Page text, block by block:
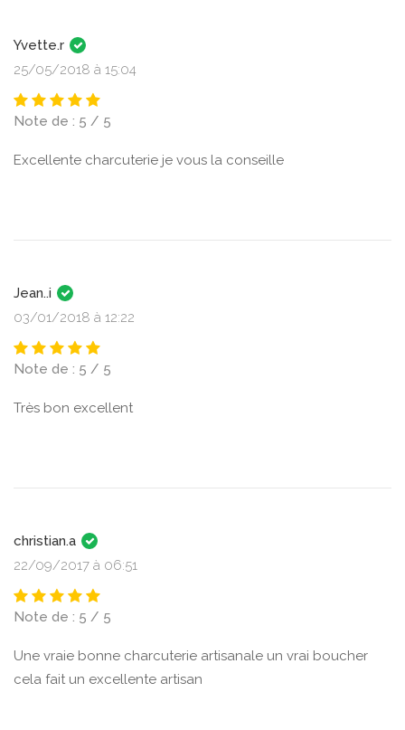
Yvette.r
25/05/2018 à 15:04
Note de : 5 / 5
Excellente charcuterie je vous la conseille
Jean..i
03/01/2018 à 12:22
Note de : 5 / 5
Très bon excellent
christian.a
22/09/2017 à 06:51
Note de : 5 / 5
Une vraie bonne charcuterie artisanale un vrai boucher
cela fait un excellente artisan